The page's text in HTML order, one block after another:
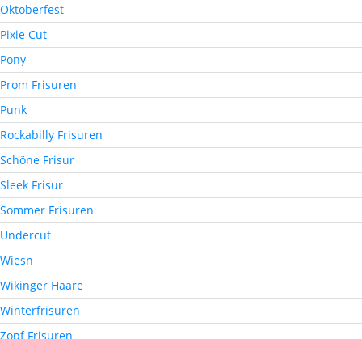
Oktoberfest
Pixie Cut
Pony
Prom Frisuren
Punk
Rockabilly Frisuren
Schöne Frisur
Sleek Frisur
Sommer Frisuren
Undercut
Wiesn
Wikinger Haare
Winterfrisuren
Zopf Frisuren